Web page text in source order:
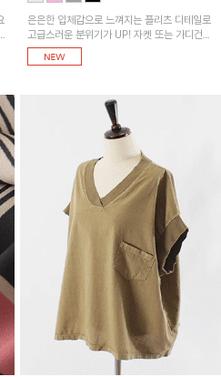
은은한 입체감으로 느껴지는 플리츠 디테일로
고급스러운 분위기가 UP! 자켓 또는 가디건과
같이 매치해도 잘 어울린답니다!